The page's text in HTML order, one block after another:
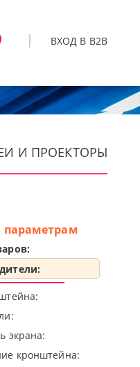
ВХОД В B2B
И ПРОЕКТОРЫ
параметрам
экрана:
кронштейна: